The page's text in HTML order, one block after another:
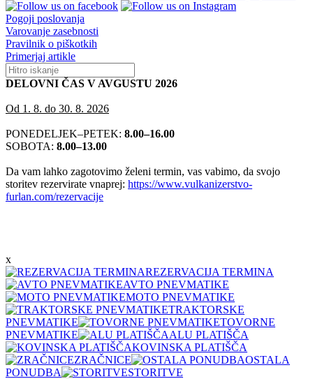
Pogoji poslovanja
Varovanje zasebnosti
Pravilnik o piškotkih
Primerjaj artikle
DELOVNI ČAS V AVGUSTU 2026
Od 1. 8. do 30. 8. 2026
PONEDELJEK–PETEK: 8.00–16.00
SOBOTA: 8.00–13.00
Da vam lahko zagotovimo želeni termin, vas vabimo, da svojo
storitev rezervirate vnaprej: https://www.vulkanizerstvo-
furlan.com/rezervacije
x
REZERVACIJA TERMINA
AVTO PNEVMATIKE
MOTO PNEVMATIKE
TRAKTORSKE
PNEVMATIKE
TOVORNE
PNEVMATIKE
ALU PLATIŠČA
KOVINSKA PLATIŠČA
ZRAČNICE
OSTALA
PONUDBA
STORITVE